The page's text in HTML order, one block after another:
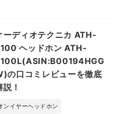
ーディオテクニカ ATH-
ヘッドホン ATH-
の口コミレビューを徹底
説！
ンイヤーヘッドホン